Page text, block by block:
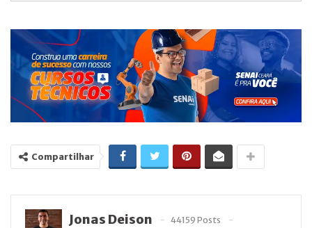
Compartilhar
Jonas Deison
44159 Posts